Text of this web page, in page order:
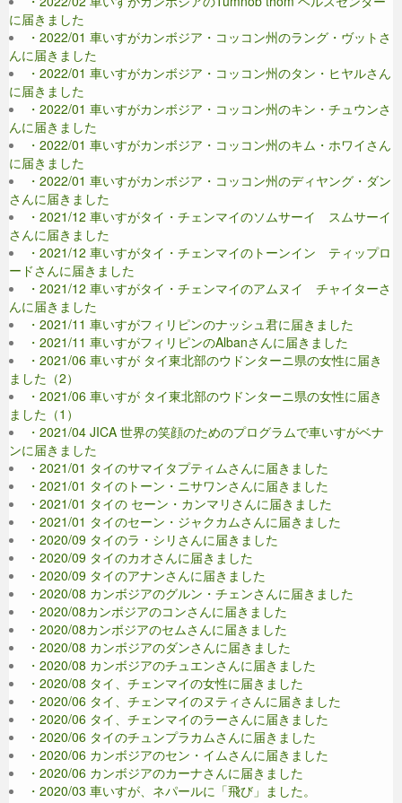
に届きました
・2022/01 車いすがカンボジア・コッコン州のラング・ヴットさ
んに届きました
・2022/01 車いすがカンボジア・コッコン州のタン・ヒヤルさん
に届きました
・2022/01 車いすがカンボジア・コッコン州のキン・チュウンさ
んに届きました
・2022/01 車いすがカンボジア・コッコン州のキム・ホワイさん
に届きました
・2022/01 車いすがカンボジア・コッコン州のディヤング・ダン
さんに届きました
・2021/12 車いすがタイ・チェンマイのソムサーイ スムサーイ
さんに届きました
・2021/12 車いすがタイ・チェンマイのトーンイン ティップロ
ードさんに届きました
・2021/12 車いすがタイ・チェンマイのアムヌイ チャイターさ
んに届きました
・2021/11 車いすがフィリピンのナッシュ君に届きました
・2021/11 車いすがフィリピンのAlbanさんに届きました
・2021/06 車いすが タイ東北部のウドンターニ県の女性に届き
ました（2）
・2021/06 車いすが タイ東北部のウドンターニ県の女性に届き
ました（1）
・2021/04 JICA 世界の笑顔のためのプログラムで車いすがベナ
ンに届きました
・2021/01 タイのサマイタプティムさんに届きました
・2021/01 タイのトーン・ニサワンさんに届きました
・2021/01 タイの セーン・カンマリさんに届きました
・2021/01 タイのセーン・ジャクカムさんに届きました
・2020/09 タイのラ・シリさんに届きました
・2020/09 タイのカオさんに届きました
・2020/09 タイのアナンさんに届きました
・2020/08 カンボジアのグルン・チェンさんに届きました
・2020/08カンボジアのコンさんに届きました
・2020/08カンボジアのセムさんに届きました
・2020/08 カンボジアのダンさんに届きました
・2020/08 カンボジアのチュエンさんに届きました
・2020/08 タイ、チェンマイの女性に届きました
・2020/06 タイ、チェンマイのヌティさんに届きました
・2020/06 タイ、チェンマイのラーさんに届きました
・2020/06 タイのチュンプラカムさんに届きました
・2020/06 カンボジアのセン・イムさんに届きました
・2020/06 カンボジアのカーナさんに届きました
・2020/03 車いすが、ネパールに「飛び」ました。